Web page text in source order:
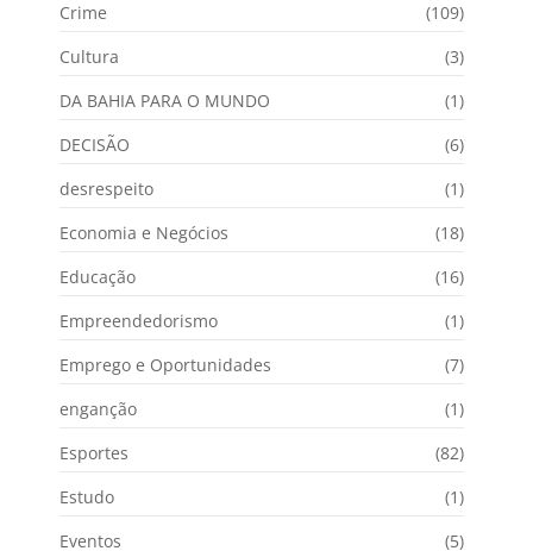
Crime
(109)
Cultura
(3)
DA BAHIA PARA O MUNDO
(1)
DECISÃO
(6)
desrespeito
(1)
Economia e Negócios
(18)
Educação
(16)
Empreendedorismo
(1)
Emprego e Oportunidades
(7)
enganção
(1)
Esportes
(82)
Estudo
(1)
Eventos
(5)